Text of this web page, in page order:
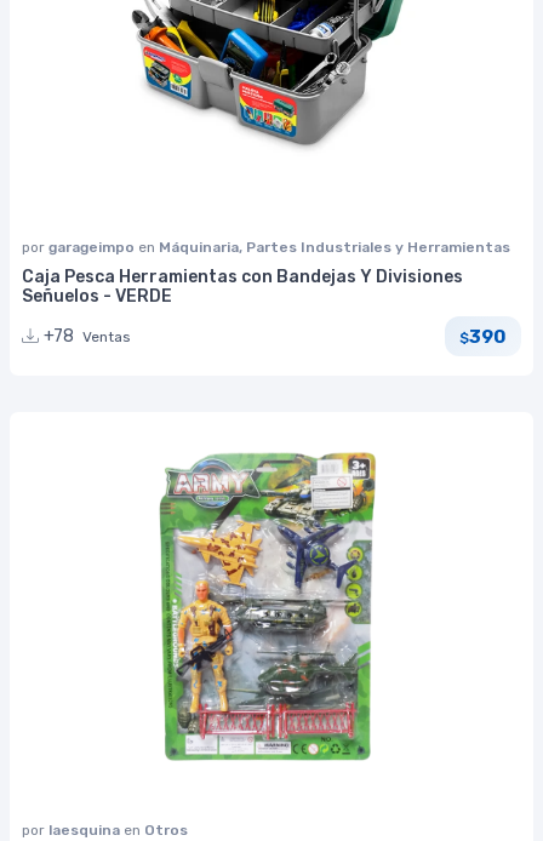
por garageimpo en Máquinaria, Partes Industriales y Herramientas
Caja Pesca Herramientas con Bandejas Y Divisiones
Señuelos - VERDE
+78 Ventas $390
por laesquina en Otros